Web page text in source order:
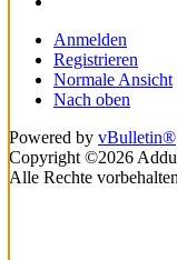
Anmelden
Registrieren
Normale Ansicht
Nach oben
Powered by vBulletin®
Copyright ©2026
Alle Rechte